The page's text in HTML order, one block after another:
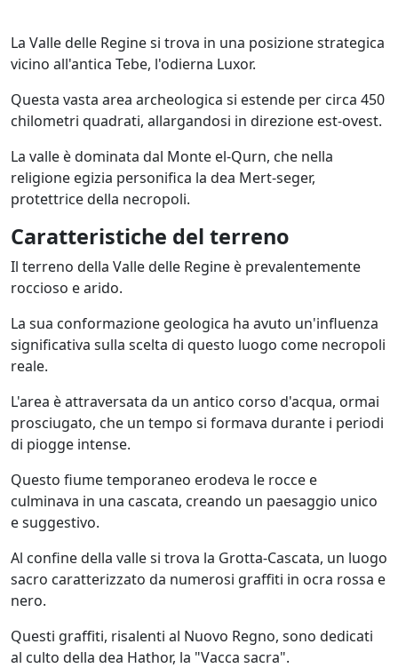
La Valle delle Regine si trova in una posizione strategica
vicino all'antica Tebe, l'odierna Luxor.
Questa vasta area archeologica si estende per circa 450
chilometri quadrati, allargandosi in direzione est-ovest.
La valle è dominata dal Monte el-Qurn, che nella
religione egizia personifica la dea Mert-seger,
protettrice della necropoli.
Caratteristiche del terreno
Il terreno della Valle delle Regine è prevalentemente
roccioso e arido.
La sua conformazione geologica ha avuto un'influenza
significativa sulla scelta di questo luogo come necropoli
reale.
L'area è attraversata da un antico corso d'acqua, ormai
prosciugato, che un tempo si formava durante i periodi
di piogge intense.
Questo fiume temporaneo erodeva le rocce e
culminava in una cascata, creando un paesaggio unico
e suggestivo.
Al confine della valle si trova la Grotta-Cascata, un luogo
sacro caratterizzato da numerosi graffiti in ocra rossa e
nero.
Questi graffiti, risalenti al Nuovo Regno, sono dedicati
al culto della dea Hathor, la "Vacca sacra".